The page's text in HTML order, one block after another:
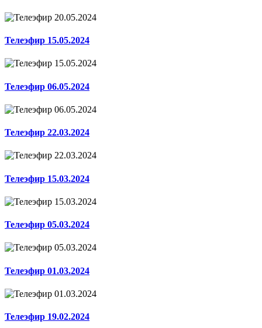
Телеэфир 15.05.2024
Телеэфир 06.05.2024
Телеэфир 22.03.2024
Телеэфир 15.03.2024
Телеэфир 05.03.2024
Телеэфир 01.03.2024
Телеэфир 19.02.2024